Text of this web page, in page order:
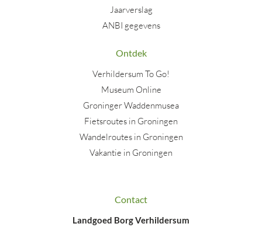
Jaarverslag
ANBI gegevens
Ontdek
Verhildersum To Go!
Museum Online
Groninger Waddenmusea
Fietsroutes in Groningen
Wandelroutes in Groningen
Vakantie in Groningen
Contact
Landgoed Borg Verhildersum